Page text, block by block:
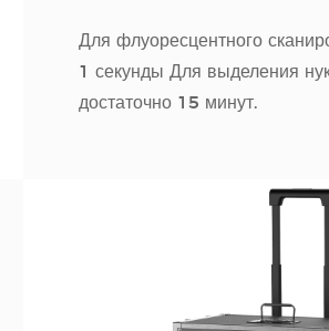
Для флуоресцентного
1 секунды Для выделения
достаточно 15 минут.